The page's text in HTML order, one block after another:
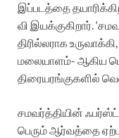
இப்படத்தை
வி இயக்குகிறார்.
திரில்லராக
மலையாளம்- ஆகிய
திரையரங்குகளில்
சமவர்த்தியின்
பெரும் ஆர்வத்தை